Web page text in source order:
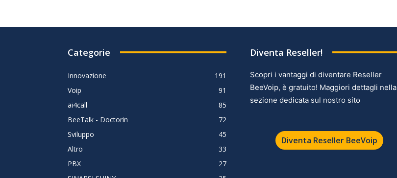
Categorie
Innovazione
191
Voip
91
ai4call
85
BeeTalk - Doctorin
72
Sviluppo
45
Altro
33
PBX
27
Diventa Reseller!
Scopri i vantaggi di diventare Reseller
BeeVoip, è gratuito! Maggiori dettagli nella
sezione dedicata sul nostro sito
Diventa Reseller BeeVoip